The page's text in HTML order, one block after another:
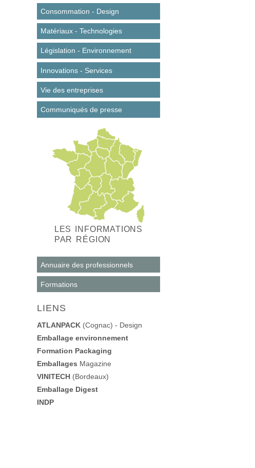
Consommation - Design
Matériaux - Technologies
Législation - Environnement
Innovations - Services
Vie des entreprises
Communiqués de presse
LES INFORMATIONS
PAR RÉGION
Annuaire des professionnels
Formations
LIENS
ATLANPACK (Cognac) - Design
Emballage environnement
Formation Packaging
Emballages Magazine
VINITECH (Bordeaux)
Emballage Digest
INDP